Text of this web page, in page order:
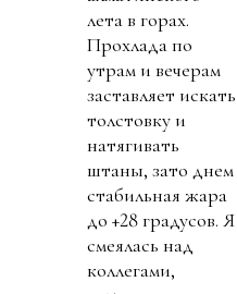
лета в горах.
Прохлада по
утрам и вечерам
заставляет искать
толстовку и
натягивать
штаны, зато днем
стабильная жара
до +28 градусов. Я
смеялась над
коллегами,